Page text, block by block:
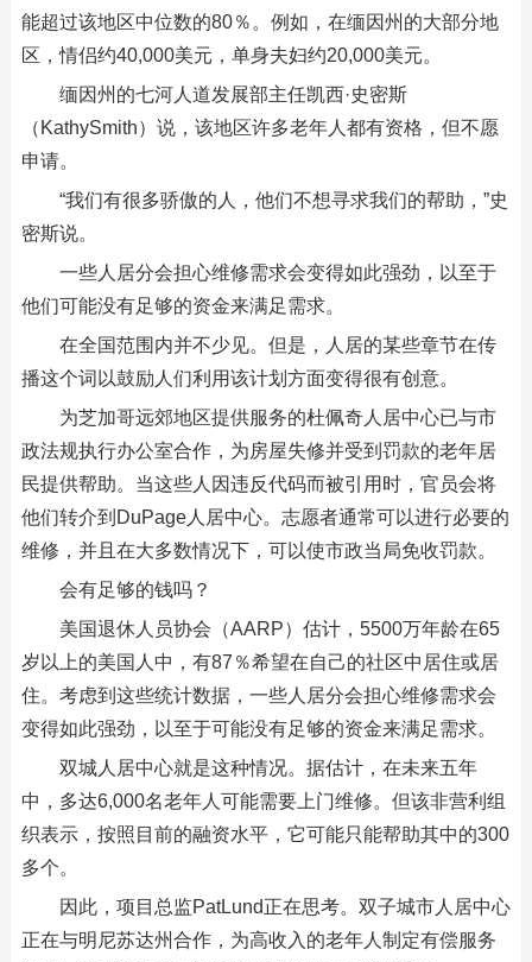
能超过该地区中位数的80％。例如，在缅因州的大部分地
区，情侣约40,000美元，单身夫妇约20,000美元。
缅因州的七河人道发展部主任凯西·史密斯
（KathySmith）说，该地区许多老年人都有资格，但不愿
申请。
“我们有很多骄傲的人，他们不想寻求我们的帮助，”史
密斯说。
一些人居分会担心维修需求会变得如此强劲，以至于
他们可能没有足够的资金来满足需求。
在全国范围内并不少见。但是，人居的某些章节在传
播这个词以鼓励人们利用该计划方面变得很有创意。
为芝加哥远郊地区提供服务的杜佩奇人居中心已与市
政法规执行办公室合作，为房屋失修并受到罚款的老年居
民提供帮助。当这些人因违反代码而被引用时，官员会将
他们转介到DuPage人居中心。志愿者通常可以进行必要的
维修，并且在大多数情况下，可以使市政当局免收罚款。
会有足够的钱吗？
美国退休人员协会（AARP）估计，5500万年龄在65
岁以上的美国人中，有87％希望在自己的社区中居住或居
住。考虑到这些统计数据，一些人居分会担心维修需求会
变得如此强劲，以至于可能没有足够的资金来满足需求。
双城人居中心就是这种情况。据估计，在未来五年
中，多达6,000名老年人可能需要上门维修。但该非营利组
织表示，按照目前的融资水平，它可能只能帮助其中的300
多个。
因此，项目总监PatLund正在思考。双子城市人居中心
正在与明尼苏达州合作，为高收入的老年人制定有偿服务